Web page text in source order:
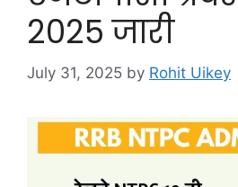
2025 जारी
July 31, 2025 by Rohit Uikey